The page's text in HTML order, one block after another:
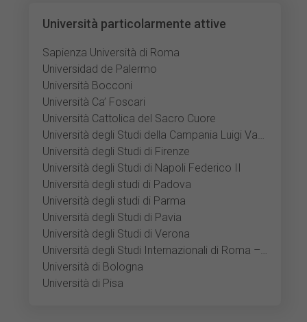
Università particolarmente attive
Sapienza Università di Roma
Universidad de Palermo
Università Bocconi
Università Ca’ Foscari
Università Cattolica del Sacro Cuore
Università degli Studi della Campania Luigi Vanvitelli
Università degli Studi di Firenze
Università degli Studi di Napoli Federico II
Università degli studi di Padova
Università degli studi di Parma
Università degli Studi di Pavia
Università degli Studi di Verona
Università degli Studi Internazionali di Roma – UNINT
Università di Bologna
Università di Pisa